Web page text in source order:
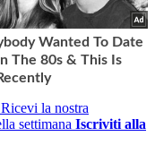
Ricevi la nostra
settimana Iscriviti alla